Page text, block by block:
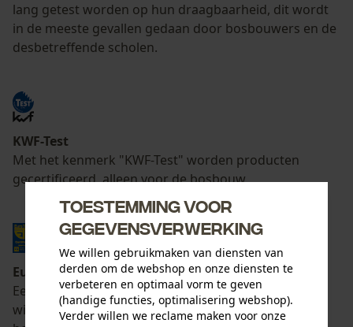
lang getest worden op hun draagbaarheid, dit wordt
in de meeste gevallen gedaan door bosbouwers en de
desbetreffende scholen.
KWF-Test
Met het kenmerk "KWF-Test" worden producten
gecertificeerd, alleen voor de bosbouw.
Euro Test
Een gecertificeerde keuringsdienst keurt regelmatig
willekeurig specifieke producten, die het CE-teken
Toestemming voor
gegevensverwerking
We willen gebruikmaken van diensten van
derden om de webshop en onze diensten te
verbeteren en optimaal vorm te geven
(handige functies, optimalisering webshop).
Verder willen we reclame maken voor onze